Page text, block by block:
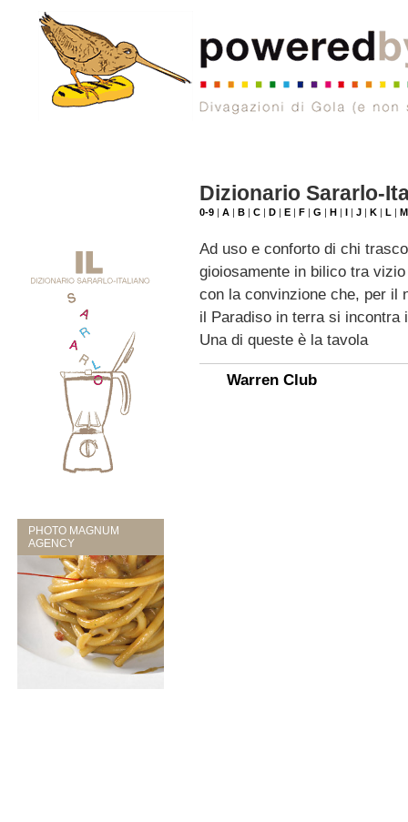
PHOTO MAGNUM
AGENCY
Dizionario Sararlo-
0-9 |A |B |C |D |E |F |G |H |I |J |K |L |M
Ad uso e conforto di chi
gioiosamente in bilico tra
con la convinzione che, per il
il Paradiso in terra si incontra
Una di queste è la tavola
Warren Club